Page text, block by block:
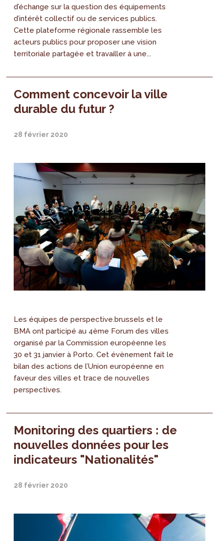
d’échange sur la question des équipements
d’intérêt collectif ou de services publics.
Cette plateforme régionale rassemble les
acteurs publics pour proposer une vision
territoriale partagée et travailler à une...
Comment concevoir la ville
durable du futur ?
28 février 2020
Les équipes de perspective.brussels et le
BMA ont participé au 4ème Forum des villes
organisé par la Commission européenne les
30 et 31 janvier à Porto. Cet évènement fait le
bilan des actions de l’Union européenne en
faveur des villes et trace de nouvelles
perspectives.
Monitoring des quartiers : de
nouvelles données pour les
indicateurs "Nationalités"
28 février 2020